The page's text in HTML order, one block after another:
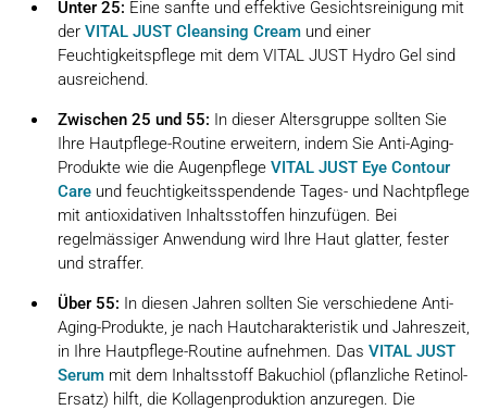
Unter 25: Eine sanfte und effektive Gesichtsreinigung mit
der VITAL JUST Cleansing Cream und einer
Feuchtigkeitspflege mit dem VITAL JUST Hydro Gel sind
ausreichend.
Zwischen 25 und 55: In dieser Altersgruppe sollten Sie
Ihre Hautpflege-Routine erweitern, indem Sie Anti-Aging-
Produkte wie die Augenpflege VITAL JUST Eye Contour
Care und feuchtigkeitsspendende Tages- und Nachtpflege
mit antioxidativen Inhaltsstoffen hinzufügen. Bei
regelmässiger Anwendung wird Ihre Haut glatter, fester
und straffer.
Über 55: In diesen Jahren sollten Sie verschiedene Anti-
Aging-Produkte, je nach Hautcharakteristik und Jahreszeit,
in Ihre Hautpflege-Routine aufnehmen. Das VITAL JUST
Serum mit dem Inhaltsstoff Bakuchiol (pflanzliche Retinol-
Ersatz) hilft, die Kollagenproduktion anzuregen. Die